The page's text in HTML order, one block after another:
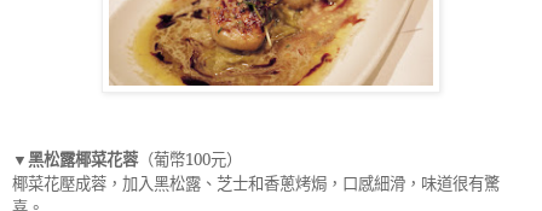
▼黑松露椰菜花蓉（葡幣100元）
椰菜花壓成蓉，加入黑松露、芝士和香蔥烤焗，口感細滑，味道很有驚